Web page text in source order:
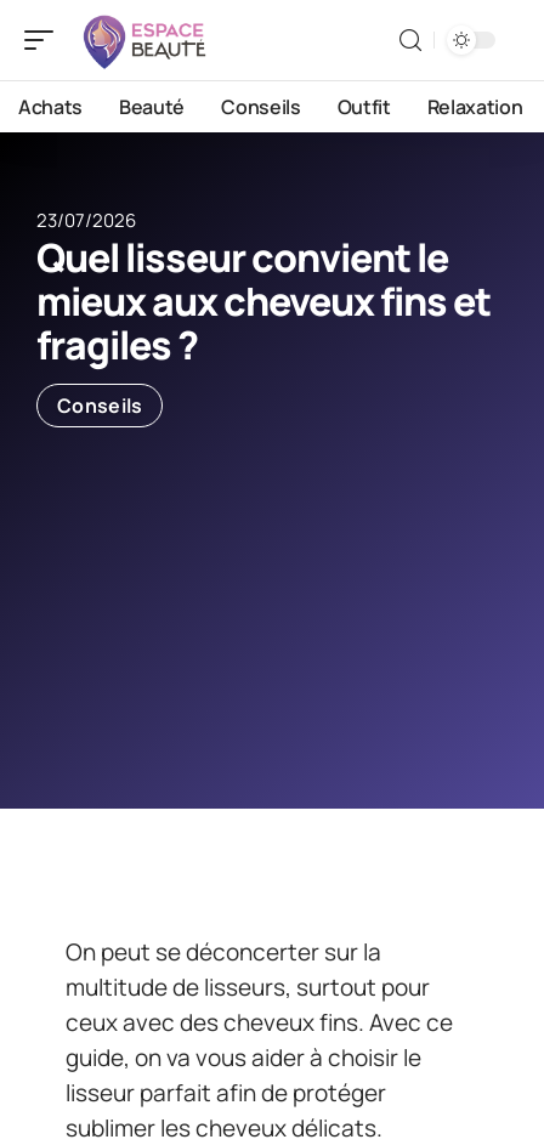
Achats Beauté Conseils Outfit Relaxation
23/07/2026
Quel lisseur convient le
mieux aux cheveux fins et
fragiles ?
Conseils
On peut se déconcerter sur la
multitude de lisseurs, surtout pour
ceux avec des cheveux fins. Avec ce
guide, on va vous aider à choisir le
lisseur parfait afin de protéger
sublimer les cheveux délicats.